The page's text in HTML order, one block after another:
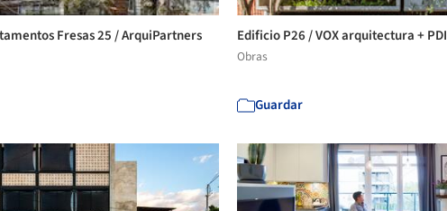
Fresas 25 / ArquiPartners Edificio P26 / VOX arquitectura + PDI
Obras
Guardar